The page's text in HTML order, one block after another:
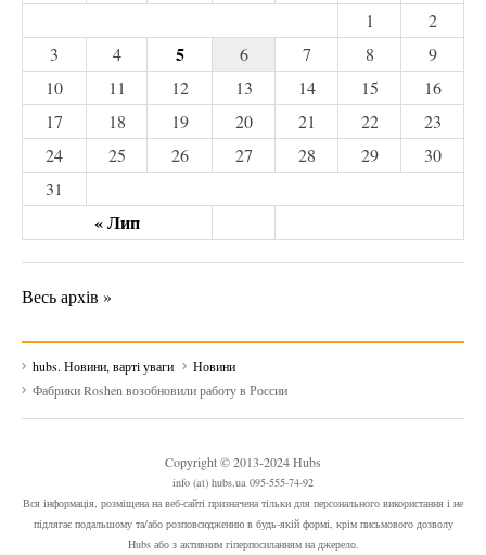
« Лип
1
2
3
4 5 6 7 8
9
10
11 12 13 14 15
16
17
18 19 20 21 22
23
24
25 26 27 28 29
30
31
Весь архів »
hubs. Новини, варті уваги
Новини
Фабрики Roshen возобновили работу в России
Copyright © 2013-2024 Hubs
info (at) hubs.ua 095-555-74-92
Вся інформація, розміщена на веб-сайті призначена тільки для персонального використання і не
підлягає подальшому та/або розповсюдженню в будь-якій формі, крім письмового дозволу
Hubs або з активним гіперпосиланням на джерело.